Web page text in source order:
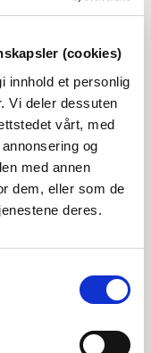
(cookies)
innhold et personlig
Vi deler dessuten
vårt, med
og
med annen
dem, eller som de
deres.
har allereie
bygging og drift av
kraftverk kan
seier